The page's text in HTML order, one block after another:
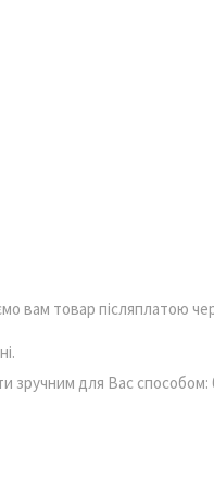
вам товар післяплатою
для Вас способом: